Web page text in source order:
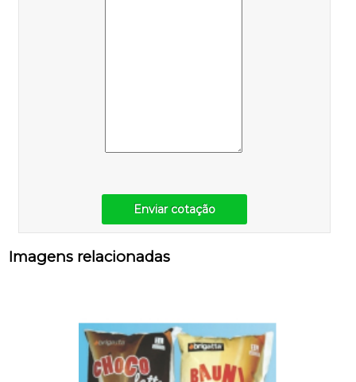
Enviar cotação
Imagens relacionadas